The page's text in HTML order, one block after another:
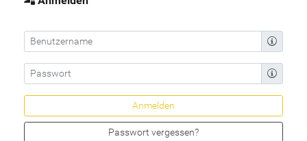
Passwort vergessen?